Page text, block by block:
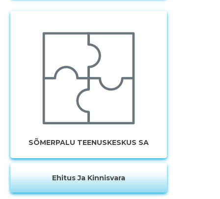
SÕMERPALU TEENUSKESKUS SA
Ehitus Ja Kinnisvara